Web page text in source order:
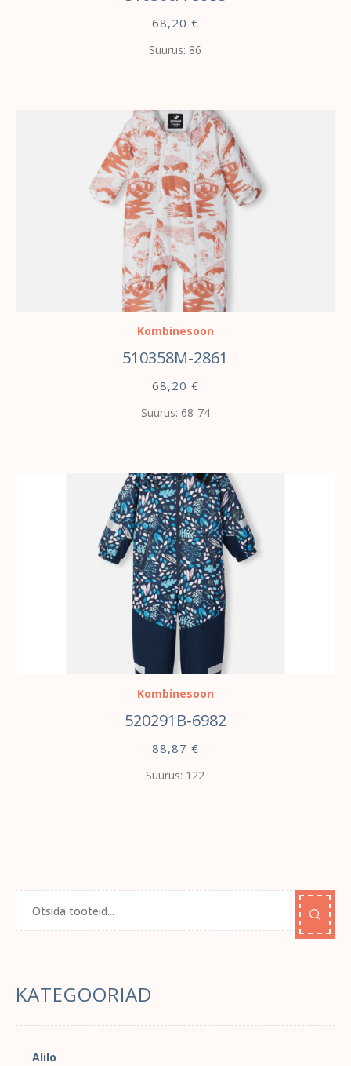
68,20 €
Suurus: 86
Kombinesoon
510358M-2861
68,20 €
Suurus: 68-74
Kombinesoon
520291B-6982
88,87 €
Suurus: 122
KATEGOORIAD
Alilo